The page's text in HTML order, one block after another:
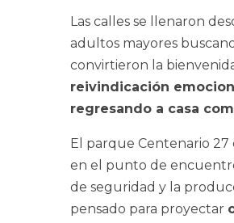
Las calles se llenaron
adultos mayores
convirtieron la
reivindicación
regresando a casa
El parque Centenario
en el punto de
de seguridad y la
pensado para proyectar